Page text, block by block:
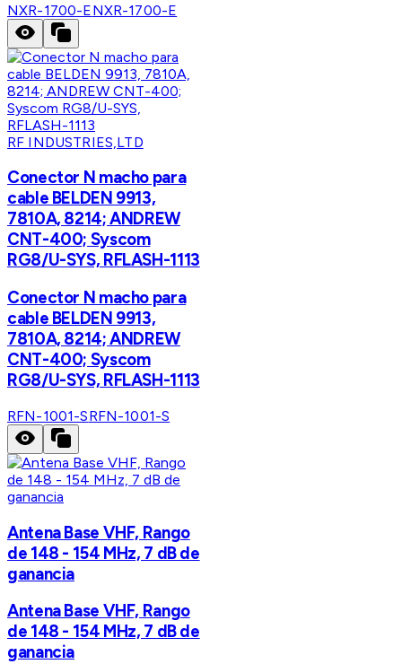
NXR-1700-ENXR-1700-E
RF INDUSTRIES,LTD
Conector N macho para
cable BELDEN 9913,
7810A, 8214; ANDREW
CNT-400; Syscom
RG8/U-SYS, RFLASH-1113
Conector N macho para
cable BELDEN 9913,
7810A, 8214; ANDREW
CNT-400; Syscom
RG8/U-SYS, RFLASH-1113
RFN-1001-SRFN-1001-S
Antena Base VHF, Rango
de 148 - 154 MHz, 7 dB de
ganancia
Antena Base VHF, Rango
de 148 - 154 MHz, 7 dB de
ganancia